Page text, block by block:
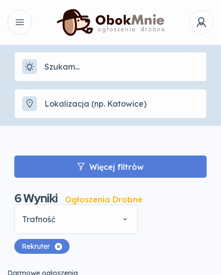
Więcej filtrów
6Wyniki
Ogłoszenia Drobne
Trafność
Rekruter
Darmowe ogłoszenia